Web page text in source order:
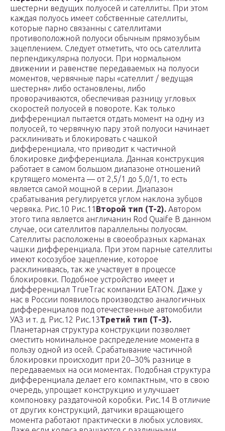
шестерни ведущих полуосей и сателлиты. При этом
каждая полуось имеет собственные сателлиты,
которые парно связанны с сателлитами
противоположной полуоси обычным прямозубым
зацеплением. Следует отметить, что ось сателлита
перпендикулярна полуоси. При нормальном
движении и равенстве передаваемых на полуоси
моментов, червячные пары «сателлит / ведущая
шестерня» либо остановлены, либо
проворачиваются, обеспечивая разницу угловых
скоростей полуосей в повороте. Как только
дифференциал пытается отдать момент на одну из
полуосей, то червячную пару этой полуоси начинает
расклинивать и блокировать с чашкой
дифференциала, что приводит к частичной
блокировке дифференциала. Данная конструкция
работает в самом большом диапазоне отношений
крутящего момента — от 2,5/1 до 5,0/1, то есть
является самой мощной в серии. Диапазон
срабатывания регулируется углом наклона зубцов
червяка. Рис.10 Рис.11 Второй тип (T-2). Автором
этого типа является англичанин Rod Quaife В данном
случае, оси сателлитов параллельны полуосям.
Сателлиты расположены в своеобразных карманах
чашки дифференциала. При этом парные сателлиты
имеют косозубое зацепление, которое
расклиниваясь, так же участвует в процессе
блокировки. Подобное устройство имеет и
дифференциал TrueTrac компании EATON. Даже у
нас в России появилось производство аналогичных
дифференциалов под отечественные автомобили
УАЗ и т. д. Рис.12 Рис.13Третий тип (Т-3).
Планетарная структура конструкции позволяет
сместить номинальное распределение момента в
пользу одной из осей. Срабатывание частичной
блокировки происходит при 20–30% разнице в
передаваемых на оси моментах. Подобная структура
дифференциала делает его компактным, что в свою
очередь, упрощает конструкцию и улучшает
компоновку раздаточной коробки. Рис.14 В отличие
от других конструкций, датчики вращающего
момента работают практически в любых условиях.